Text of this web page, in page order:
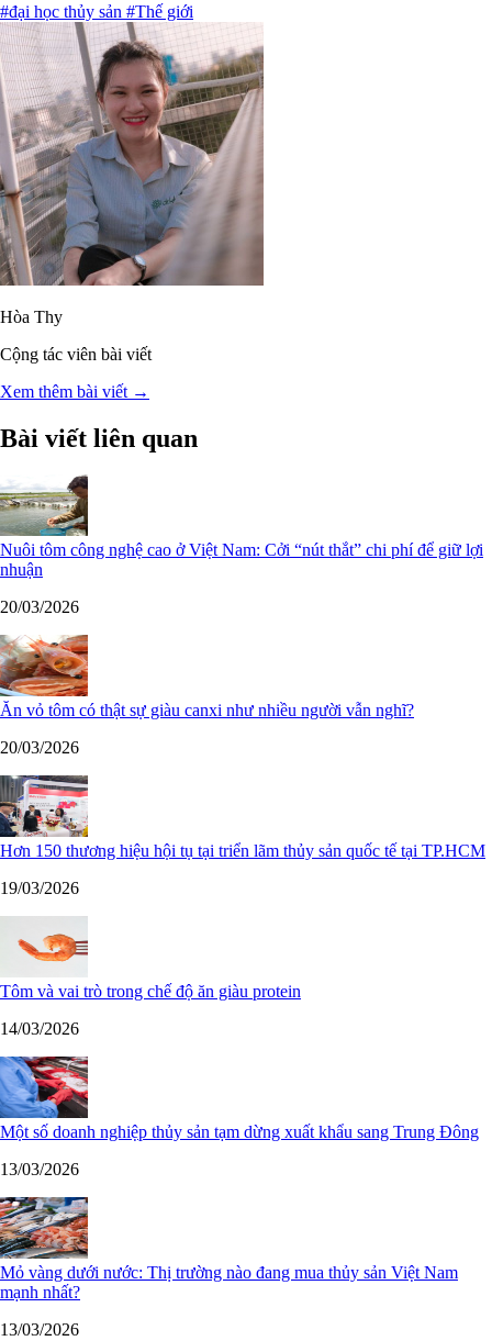
#đại học thủy sản #Thế giới
Hòa Thy
Cộng tác viên bài viết
Xem thêm bài viết →
Bài viết liên quan
Nuôi tôm công nghệ cao ở Việt Nam: Cởi “nút thắt” chi phí để giữ lợi
nhuận
20/03/2026
Ăn vỏ tôm có thật sự giàu canxi như nhiều người vẫn nghĩ?
20/03/2026
Hơn 150 thương hiệu hội tụ tại triển lãm thủy sản quốc tế tại TP.HCM
19/03/2026
Tôm và vai trò trong chế độ ăn giàu protein
14/03/2026
Một số doanh nghiệp thủy sản tạm dừng xuất khẩu sang Trung Đông
13/03/2026
Mỏ vàng dưới nước: Thị trường nào đang mua thủy sản Việt Nam
mạnh nhất?
13/03/2026